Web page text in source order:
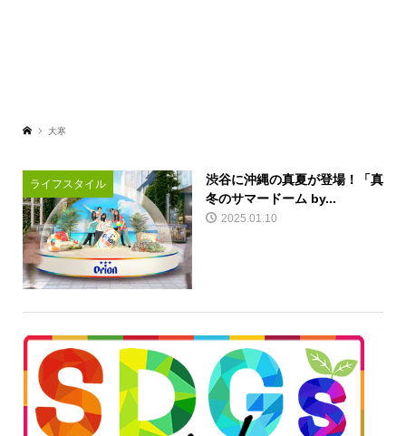
大寒
ライフスタイル
渋谷に沖縄の真夏が登場！「真
冬のサマードーム by...
2025.01.10